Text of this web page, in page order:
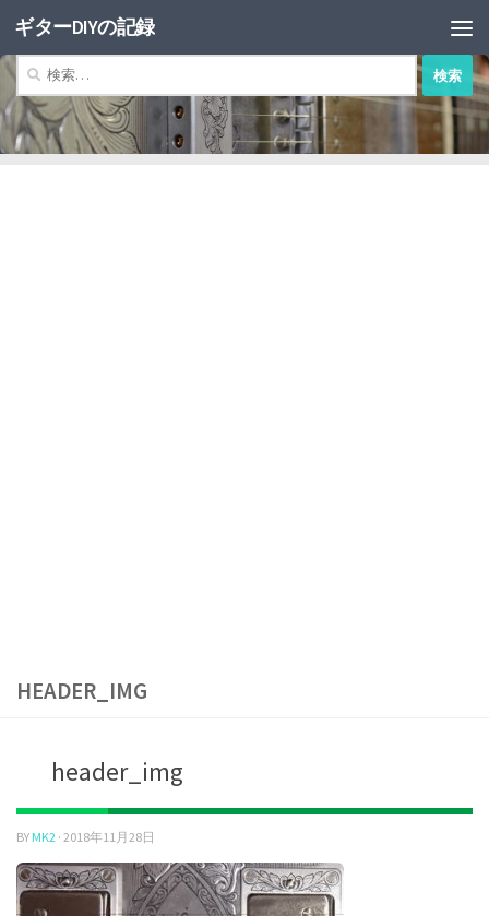
コンテンツへスキップ
ギターDIYの記録
索:
HEADER_IMG
header_img
BY MK2 · 2018年11月28日